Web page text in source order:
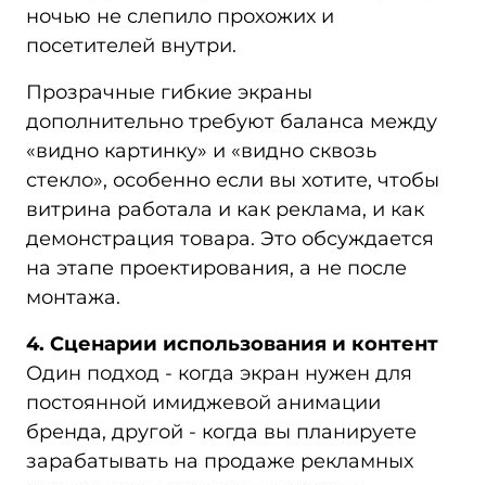
ночью не слепило прохожих и
посетителей внутри.
Прозрачные гибкие экраны
дополнительно требуют баланса между
«видно картинку» и «видно сквозь
стекло», особенно если вы хотите, чтобы
витрина работала и как реклама, и как
демонстрация товара. Это обсуждается
на этапе проектирования, а не после
монтажа.
4. Сценарии использования и контент
Один подход - когда экран нужен для
постоянной имиджевой анимации
бренда, другой - когда вы планируете
зарабатывать на продаже рекламных